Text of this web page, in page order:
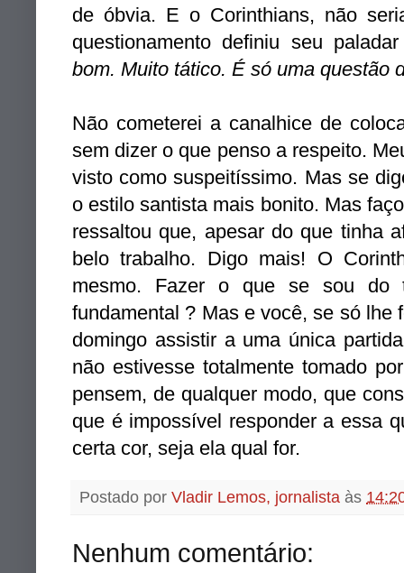
de óbvia. E o Corinthians, não
questionamento definiu seu
bom. Muito tático. É só uma questão
Não cometerei a canalhice de
sem dizer o que penso a respeito.
visto como suspeitíssimo. Mas se
o estilo santista mais bonito. Mas
ressaltou que, apesar do que tinha
belo trabalho. Digo mais! O
mesmo. Fazer o que se sou do
fundamental ? Mas e você, se só lhe
domingo assistir a uma única
não estivesse totalmente tomado
pensem, de qualquer modo, que
que é impossível responder a essa
certa cor, seja ela qual for.
Postado por Vladir Lemos, jornalista às
Nenhum comentário: